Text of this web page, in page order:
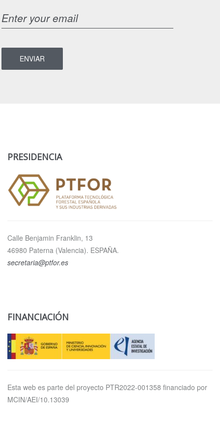
PRESIDENCIA
Calle Benjamin Franklin, 13
46980 Paterna (Valencia). ESPAÑA.
secretaria@ptfor.es
FINANCIACIÓN
Esta web es parte del proyecto PTR2022-001358 financiado por
MCIN/AEI/10.13039